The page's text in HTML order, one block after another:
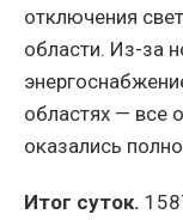
отключения
области. Из-за
областях — все
оказались
Итог суток.